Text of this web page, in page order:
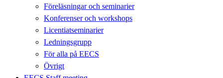
Föreläsningar och seminarier
Konferenser och workshops
Licentiatseminarier
Ledningsgrupp
För alla på EECS
Övrigt